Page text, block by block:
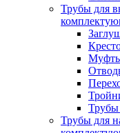
Трубы для
Муфты
Трубы
Трубы для